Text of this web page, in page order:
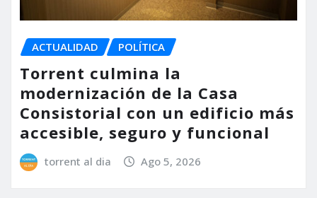
ACTUALIDAD POLÍTICA
Torrent culmina la
modernización de la Casa
Consistorial con un edificio más
accesible, seguro y funcional
torrent al dia Ago 5, 2026